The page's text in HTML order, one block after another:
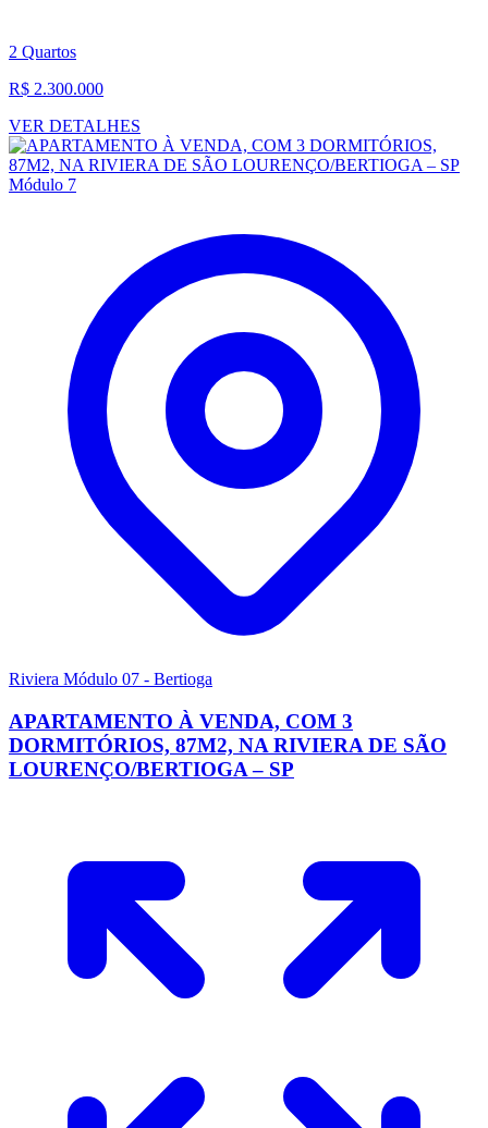
2 Quartos
R$ 2.300.000
VER DETALHES
Módulo 7
Riviera Módulo 07 - Bertioga
APARTAMENTO À VENDA, COM 3
DORMITÓRIOS, 87M2, NA RIVIERA DE SÃO
LOURENÇO/BERTIOGA – SP